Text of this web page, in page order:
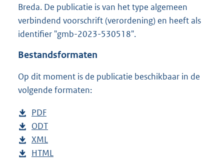
r
o
:
Breda. De publicatie is van het type algemeen
verbindend voorschrift (verordening) en heeft als
identifier "gmb-2023-530518".
Bestandsformaten
Op dit moment is de publicatie beschikbaar in de
volgende formaten:
D
o
w
n
PDF
e
s
t
D
o
w
ODT
s
D
o
XML
e
D
HTML